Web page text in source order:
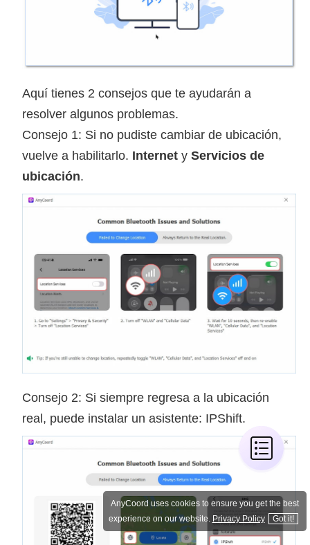
Aquí tienes 2 consejos que te ayudarán a
resolver algunos problemas.
Consejo 1: Si no pudiste cambiar de ubicación,
vuelve a habilitarlo. Internet y Servicios de
ubicación.
Consejo 2: Si siempre regresa a la ubicación
real, puede instalar un asistente: IPShift.
AnyCoord uses cookies to ensure you get the best
experience on our website. Privacy Policy Got it!